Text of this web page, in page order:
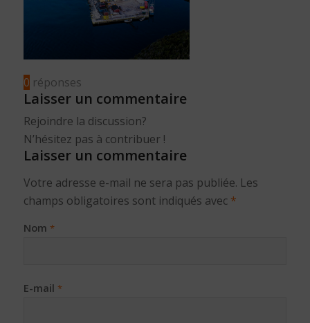
0 réponses
Laisser un commentaire
Rejoindre la discussion?
N’hésitez pas à contribuer !
Laisser un commentaire
Votre adresse e-mail ne sera pas publiée. Les
champs obligatoires sont indiqués avec *
Nom *
E-mail *